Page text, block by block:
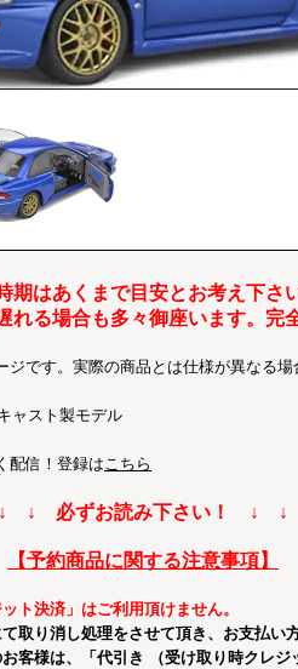
期はあくまで目安とお考え下さ
れる場合も多々御座います。完
です。実際の商品とは仕様が異なる場
ャスト製モデル
配信！登録はこちら
必ずお読み下さい！
【予約商品に関する注意事項】
ト決済」はご利用頂けません。
取り消し処理をさせて頂き、お支払い
客様は、「代引き （受け取り時クレ